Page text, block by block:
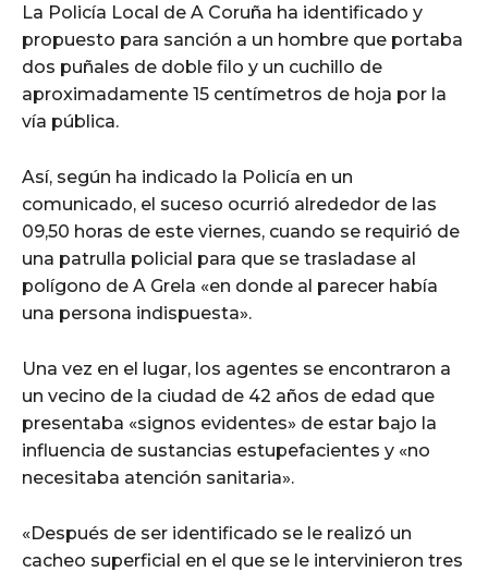
La Policía Local de A Coruña ha identificado y
propuesto para sanción a un hombre que portaba
dos puñales de doble filo y un cuchillo de
aproximadamente 15 centímetros de hoja por la
vía pública.
Así, según ha indicado la Policía en un
comunicado, el suceso ocurrió alrededor de las
09,50 horas de este viernes, cuando se requirió de
una patrulla policial para que se trasladase al
polígono de A Grela «en donde al parecer había
una persona indispuesta».
Una vez en el lugar, los agentes se encontraron a
un vecino de la ciudad de 42 años de edad que
presentaba «signos evidentes» de estar bajo la
influencia de sustancias estupefacientes y «no
necesitaba atención sanitaria».
«Después de ser identificado se le realizó un
cacheo superficial en el que se le intervinieron tres